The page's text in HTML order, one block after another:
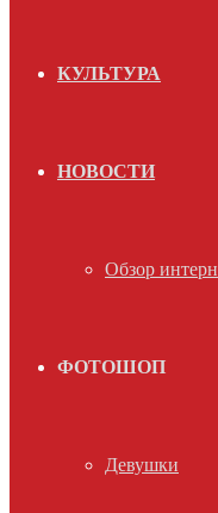
КУЛЬТУРА
НОВОСТИ
Обзор
ФОТОШОП
Девушки